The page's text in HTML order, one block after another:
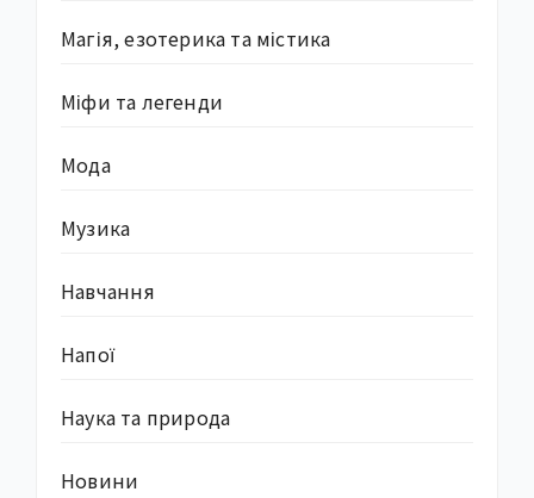
Магія, езотерика та містика
Міфи та легенди
Мода
Музика
Навчання
Напої
Наука та природа
Новини